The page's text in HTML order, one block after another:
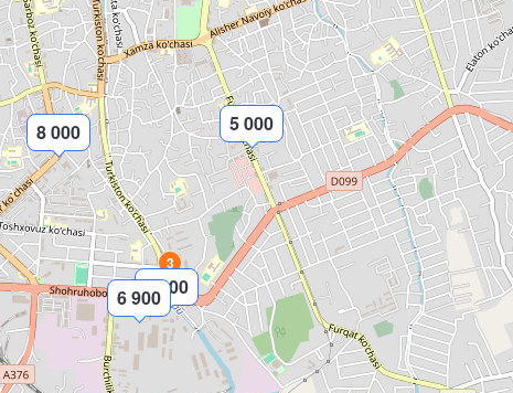
8 000 5 000
6 9003 000
3